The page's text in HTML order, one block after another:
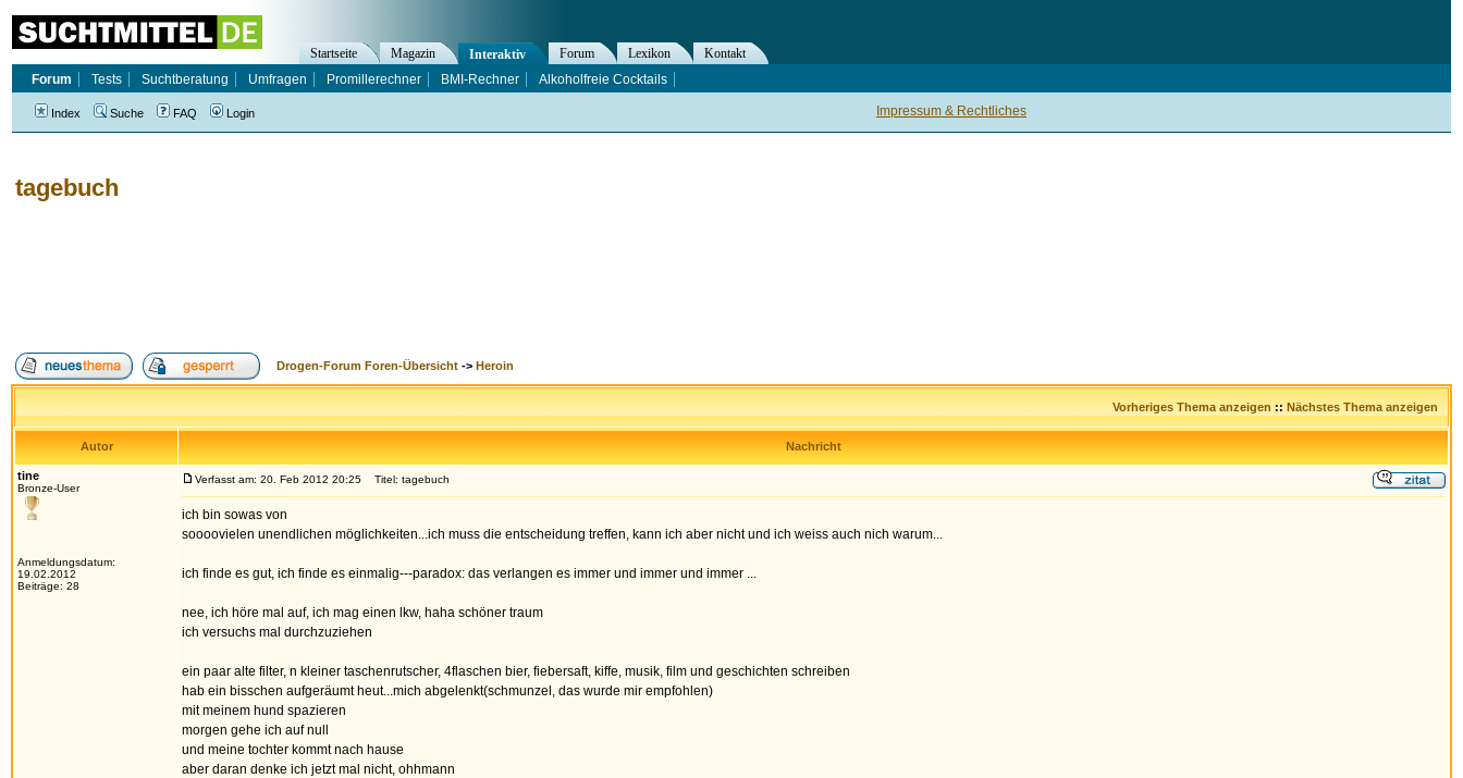
tagebuch
Drogen-Forum Foren-Übersicht -> Heroin
Vorheriges Thema anzeigen :: Nächstes Thema anzeigen
Autor Nachricht
tine
Bronze-User
Anmeldungsdatum:
19.02.2012
Beiträge: 28
Verfasst am: 20. Feb 2012 20:25 Titel: tagebuch
ich bin sowas von
soooovielen unendlichen möglichkeiten...ich muss die entscheidung treffen, kann ich aber nicht und ich weiss auch nich warum...
ich finde es gut, ich finde es einmalig---paradox: das verlangen es immer und immer und immer ...
nee, ich höre mal auf, ich mag einen lkw, haha schöner traum
ich versuchs mal durchzuziehen
ein paar alte filter, n kleiner taschenrutscher, 4flaschen bier, fiebersaft, kiffe, musik, film und geschichten schreiben
hab ein bisschen aufgeräumt heut...mich abgelenkt(schmunzel, das wurde mir empfohlen)
mit meinem hund spazieren
morgen gehe ich auf null
und meine tochter kommt nach hause
aber daran denke ich jetzt mal nicht, ohhmann
Impressum & Rechtliches
Startseite Magazin Interaktiv Forum Lexikon
Kontakt
Forum
Tests Suchtberatung Umfragen Promillerechner BMI-Rechner Alkoholfreie Cocktails
Index Suche FAQ Login